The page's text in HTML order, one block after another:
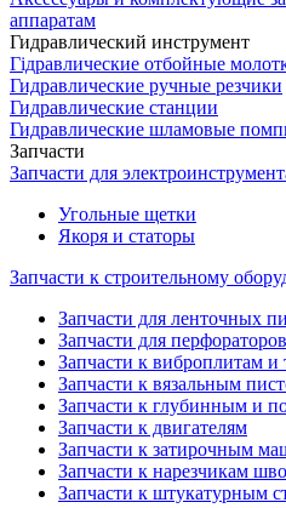
аппаратам
Гидравлический инструмент
Гідравлические отбойные
Гидравлические ручные резчики
Гидравлические станции
Гидравлические шламовые
Запчасти
Запчасти для
Угольные щетки
Якоря и статоры
Запчасти к строительному
Запчасти для ленточных
Запчасти для
Запчасти к виброплитам и
Запчасти к вязальным
Запчасти к глубинным и
Запчасти к двигателям
Запчасти к затирочным
Запчасти к нарезчикам
Запчасти к штукатурным